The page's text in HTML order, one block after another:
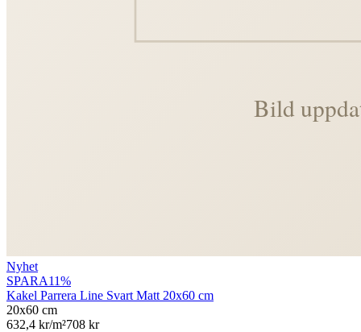
Nyhet
SPARA11%
Kakel Parrera Line Svart Matt 20x60 cm
20x60 cm
632,4 kr/m²708 kr